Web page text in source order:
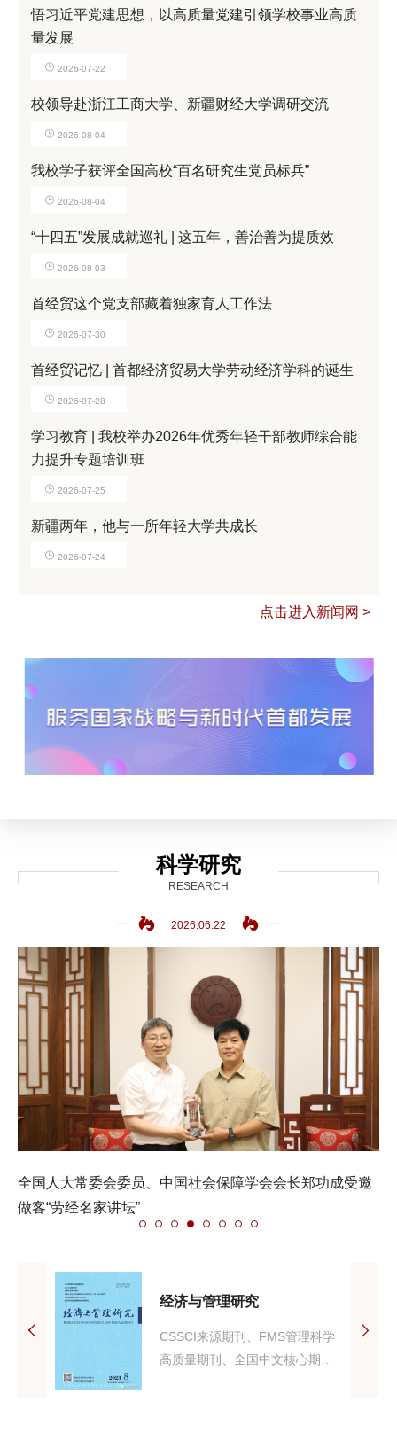
2026-07-22
悟习近平党建思想，以高质量党建引领学校事业高质
量发展
2026-08-04
校领导赴浙江工商大学、新疆财经大学调研交流
2026-08-04
我校学子获评全国高校“百名研究生党员标兵”
2026-08-03
“十四五”发展成就巡礼 | 这五年，善治善为提质效
2026-07-30
首经贸这个党支部藏着独家育人工作法
2026-07-28
首经贸记忆 | 首都经济贸易大学劳动经济学科的诞生
2026-07-25
学习教育 | 我校举办2026年优秀年轻干部教师综合能
力提升专题培训班
2026-07-24
新疆两年，他与一所年轻大学共成长
点击进入新闻网 >
科学研究
RESEARCH
2026.06.22
全国人大常委会委员、中国社会保障学会会长郑功成受邀
做客“劳经名家讲坛”
闻出
经济与管理研究
CSSCI来源期刊、FMS管理科学
高质量期刊、全国中文核心期